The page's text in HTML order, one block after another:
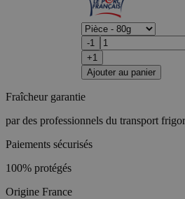
-1
+1
Ajouter au panier
Fraîcheur garantie
par des professionnels du transport
Paiements sécurisés
100% protégés
Origine France